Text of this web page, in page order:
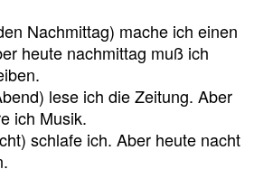
Nachmittag) mache ich einen
heute nachmittag muß ich
lese ich die Zeitung. Aber
ich Musik.
schlafe ich. Aber heute nacht